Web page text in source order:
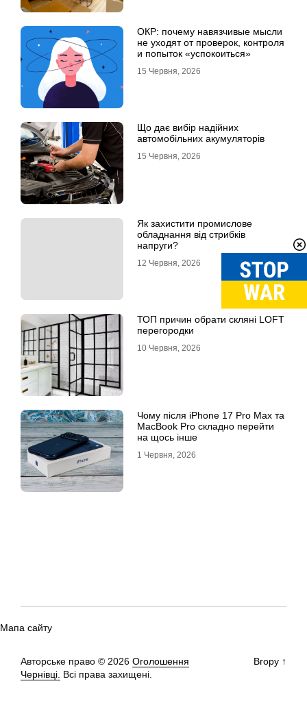
ОКР: почему навязчивые мысли
не уходят от проверок, контроля
и попыток «успокоиться»
15 Червня, 2026
Що дає вибір надійних
автомобільних акумуляторів
15 Червня, 2026
Як захистити промислове
обладнання від стрибків
напруги?
12 Червня, 2026
ТОП причин обрати скляні LOFT
перегородки
10 Червня, 2026
Чому після iPhone 17 Pro Max та
MacBook Pro складно перейти
на щось інше
1 Червня, 2026
Мапа сайту
Авторське право © 2026 Оголошення
Чернівці. Всі права захищені.
Вгору ↑